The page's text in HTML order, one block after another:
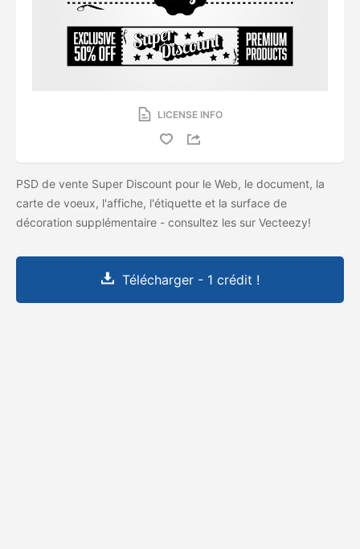
LICENSE INFO
PSD de vente Super Discount pour le Web, le document, la
carte de voeux, l'affiche, l'étiquette et la surface de
décoration supplémentaire - consultez les sur Vecteezy!
Télécharger - 1 crédit !